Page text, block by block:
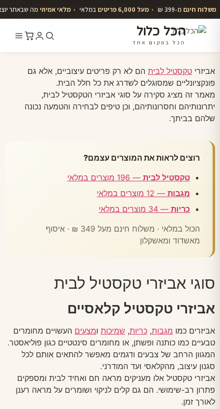
משלוח חינם מ-399 ₪ • מעל 6,000 פריטים במלאי • מלאי אמיתי מה שבאתר
הכל כלול
הכל במקום אחד
לתוכן
אביזרי טקסטיל לבית הם לא רק פריטים עיצוביים, אלא גם
פונקציונליים שמסוגלים לשדרג את כל חלל הבית.
מאמר זה מציג סקירה על סוגי אביזרי הטקסטיל לבית,
יתרונותיהם וחסרונותיהם, וכן טיפים לבחירה והטמעה נכונה
שלהם בביתך.
רוצים לראות את המוצרים עצמם?
טקסטיל לבית — 196 מוצרים במלאי
מגבות — 12 מוצרים במלאי
כריות — 34 מוצרים במלאי
הכול במלאי · משלוח חינם מעל 349 ₪ · איסוף
מאשדוד ומאשקלון
סוגי אביזרי טקסטיל לבית
אביזרי טקסטיל קלאסיים
אביזרים כמו מגבות, כריות, שמיכות ומצעים העשויים מחומרים
טבעיים כמו כותנה ופשתן, או מחומרים סינטטיים כגון פוליאסטר.
המגוון הרחב של צבעים ודגמים מאפשר להתאים אותם לכל
סגנון עיצוב, מהקלאסי ועד המודרני.
אביזרי טקסטיל אלו מעניקים מראה חם ואחיד לבית ומספקים
פתרון רב-שימושי. הם גם קלים לניקוי ושומרים על מראה רענן
לאורך זמן.